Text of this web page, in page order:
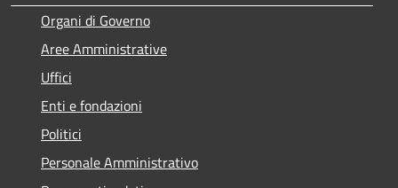
Organi di Governo
Aree Amministrative
Uffici
Enti e fondazioni
Politici
Personale Amministrativo